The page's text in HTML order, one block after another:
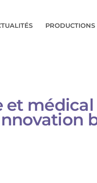
PRODUCTIONS
et